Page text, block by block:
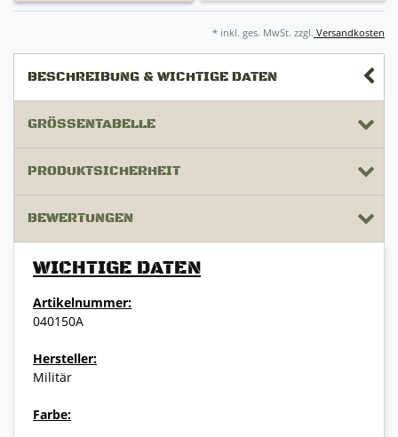
* inkl. ges. MwSt. zzgl. Versandkosten
BESCHREIBUNG & WICHTIGE DATEN
GRÖSSENTABELLE
PRODUKTSICHERHEIT
BEWERTUNGEN
WICHTIGE DATEN
Artikelnummer:
040150A
Hersteller:
Militär
Farbe: